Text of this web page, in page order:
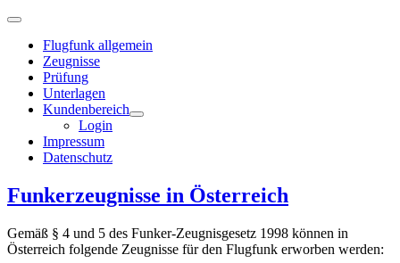
Flugfunk allgemein
Zeugnisse
Prüfung
Unterlagen
Kundenbereich
Login
Impressum
Datenschutz
Funkerzeugnisse in Österreich
Gemäß § 4 und 5 des Funker-Zeugnisgesetz 1998 können in
Österreich folgende Zeugnisse für den Flugfunk erworben werden: